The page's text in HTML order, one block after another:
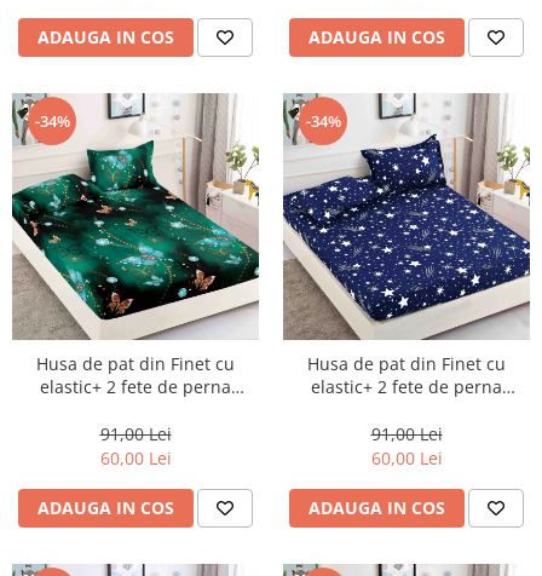
ADAUGA IN COS ADAUGA IN COS
-34%
Husa de pat din Finet cu
elastic+ 2 fete de perna
91,00 Lei
60,00 Lei
ADAUGA IN COS
-34%
Husa de pat din Finet cu
elastic+ 2 fete de perna
91,00 Lei
60,00 Lei
ADAUGA IN COS